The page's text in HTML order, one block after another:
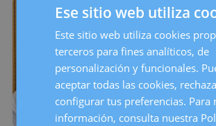
Ese sitio web utiliza
Este sitio web utiliza cookies
terceros para fines analíticos, de
personalización y funcionales.
aceptar todas las cookies,
configurar tus preferencias. Para
información, consulta nuestra